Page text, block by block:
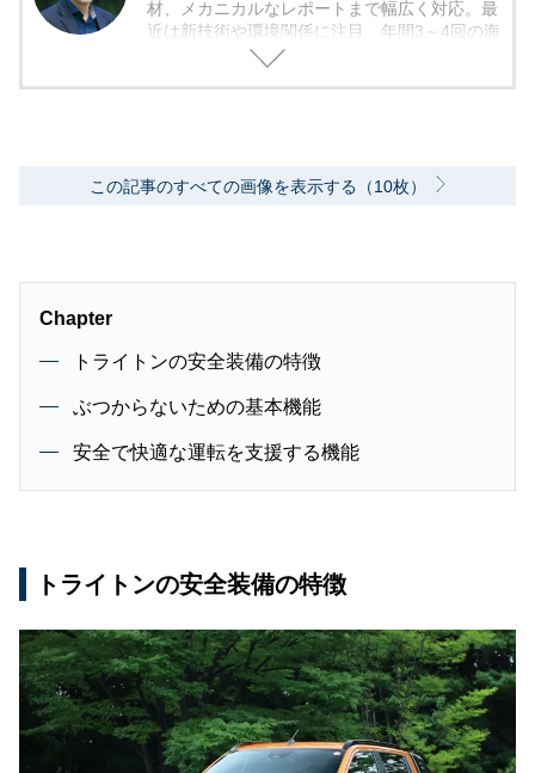
材、メカニカルなレポートまで幅広く対応。最
近は新技術や環境関係に注目。年間3～4回の海
外モーターショー取材を実施。レース経験あ
この記事のすべての画像を表示する（10枚）
Chapter
トライトンの安全装備の特徴
ぶつからないための基本機能
安全で快適な運転を支援する機能
トライトンの安全装備の特徴